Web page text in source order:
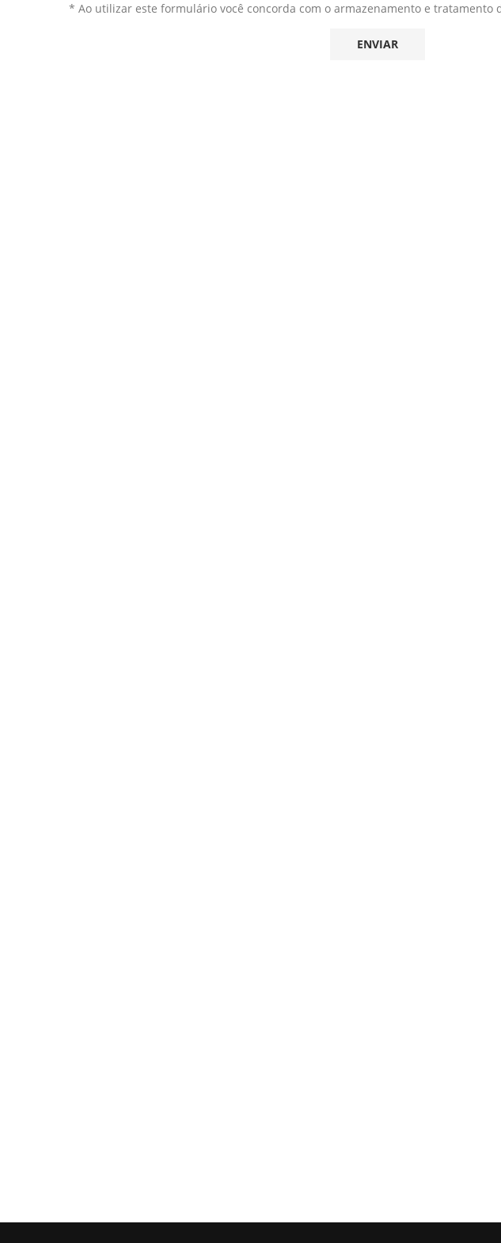
* Ao utilizar este formulário você concorda com o armazenamento e tratamento